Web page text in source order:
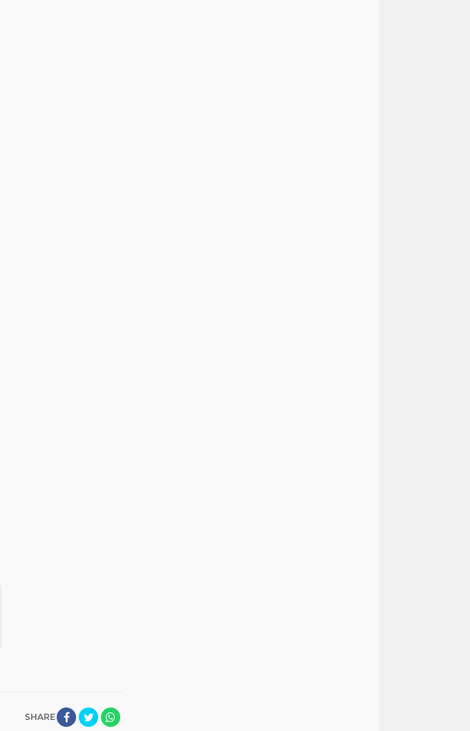
SHARE